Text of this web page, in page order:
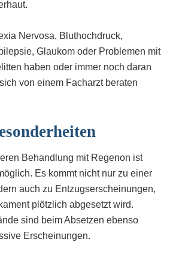
Nervosa, Bluthochdruck,
Glaukom oder Problemen mit
haben oder immer noch daran
von einem Facharzt beraten
Behandlung mit Regenon ist
Es kommt nicht nur zu einer
auch zu Entzugserscheinungen,
plötzlich abgesetzt wird.
sind beim Absetzen ebenso
Erscheinungen.